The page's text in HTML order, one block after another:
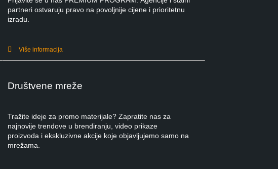
partneri ostvaruju pravo na povoljnije cijene i prioritetnu
izradu.
Više informacija
Društvene mreže
Tražite ideje za promo materijale? Zapratite nas za
najnovije trendove u brendiranju, video prikaze
proizvoda i ekskluzivne akcije koje objavljujemo samo na
mrežama.